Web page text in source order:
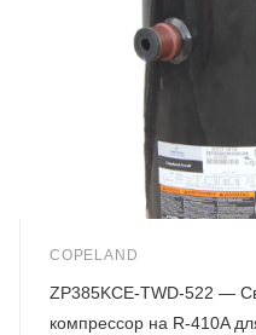
COPELAND
ZP385KCE-TWD-522 —
компрессор на R-410A